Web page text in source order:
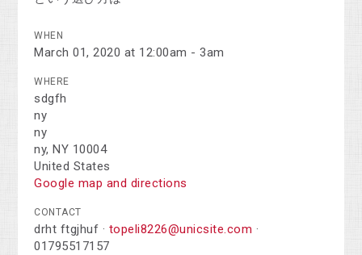
WHEN
March 01, 2020 at 12:00am - 3am
WHERE
sdgfh
ny
ny
ny, NY 10004
United States
Google map and directions
CONTACT
drht ftgjhuf · topeli8226@unicsite.com ·
01795517157